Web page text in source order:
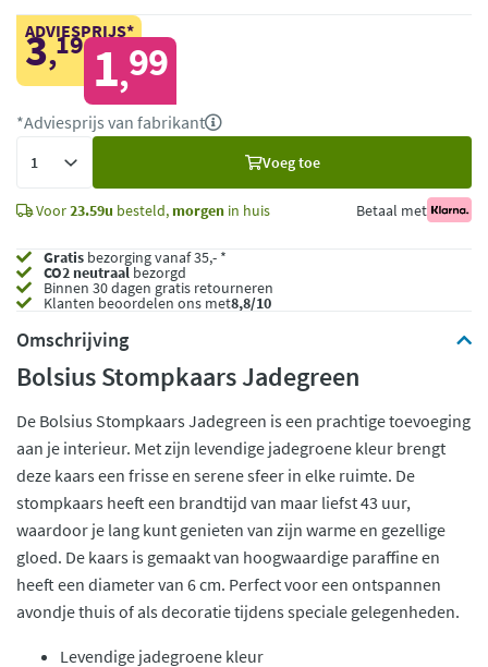
ADVIESPRIJS*
3,19 1,99
*Adviesprijs van fabrikant
Voeg toe
Voor23.59u besteld, morgen in huis Betaal met
Gratis bezorging vanaf 35,- *
CO2 neutraalbezorgd
Binnen 30 dagen gratis retourneren
Klanten beoordelen ons met8,8/10
Omschrijving
Bolsius Stompkaars Jadegreen
De Bolsius Stompkaars Jadegreen is een prachtige toevoeging
aan je interieur. Met zijn levendige jadegroene kleur brengt
deze kaars een frisse en serene sfeer in elke ruimte. De
stompkaars heeft een brandtijd van maar liefst 43 uur,
waardoor je lang kunt genieten van zijn warme en gezellige
gloed. De kaars is gemaakt van hoogwaardige paraffine en
heeft een diameter van 6 cm. Perfect voor een ontspannen
avondje thuis of als decoratie tijdens speciale gelegenheden.
Levendige jadegroene kleur